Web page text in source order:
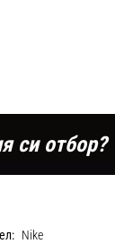
си отбор?
Nike